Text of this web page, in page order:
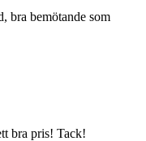
bra bemötande som
bra pris! Tack!